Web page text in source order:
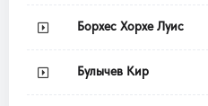
Борхес Хорхе Луис
Булычев Кир